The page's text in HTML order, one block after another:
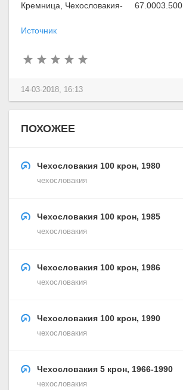
Кремница, Чехословакия- 67.0003.500
Источник
14-03-2018, 16:13
ПОХОЖЕЕ
Чехословакия 100 крон, 1980
чехословакия
Чехословакия 100 крон, 1985
чехословакия
Чехословакия 100 крон, 1986
чехословакия
Чехословакия 100 крон, 1990
чехословакия
Чехословакия 5 крон, 1966-1990
чехословакия